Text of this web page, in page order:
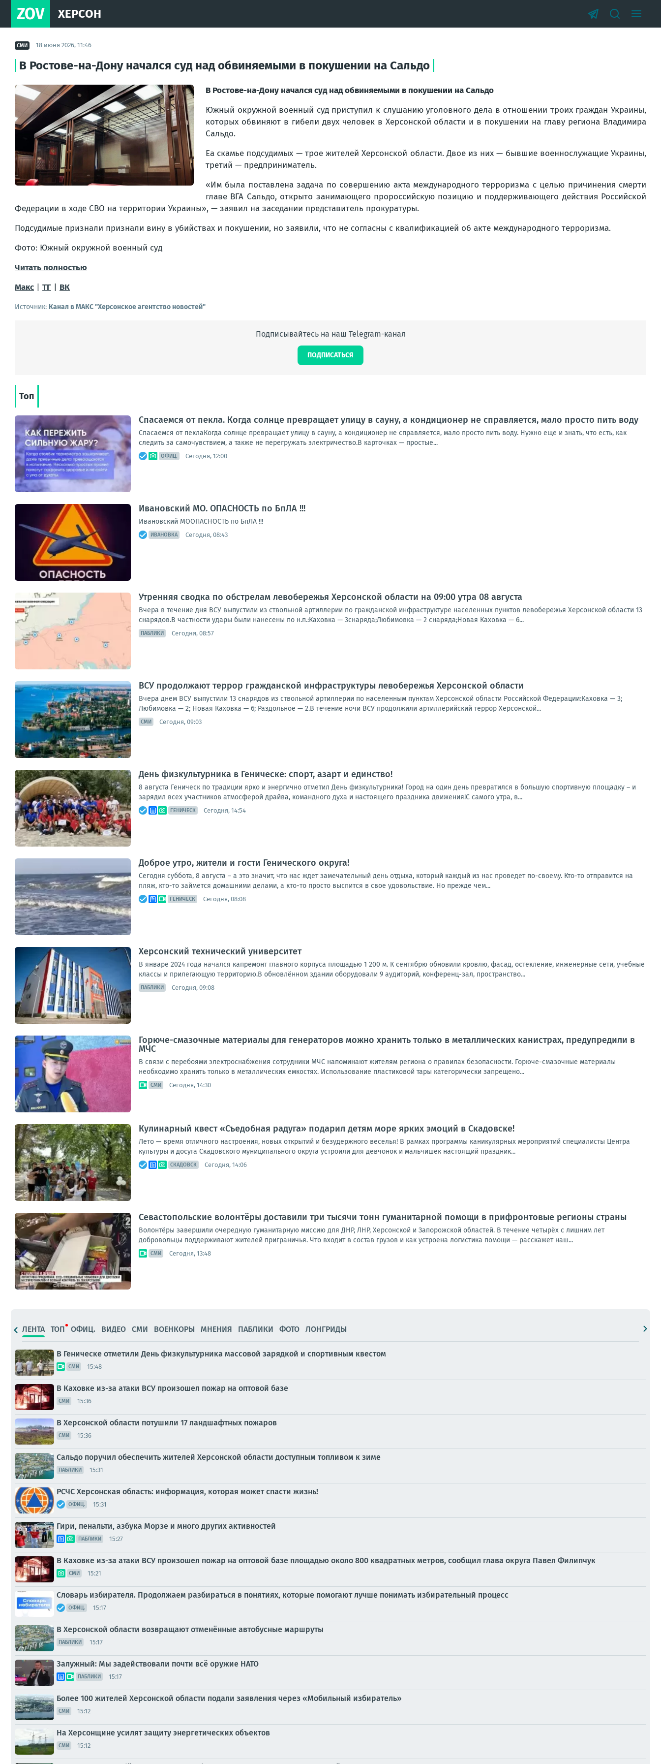
ZOV ХЕРСОН
СМИ 18 июня 2026, 11:46
В Ростове-на-Дону начался суд над обвиняемыми в покушении на Сальдо
В Ростове-на-Дону начался суд над обвиняемыми в покушении на Сальдо
Южный окружной военный суд приступил к слушанию уголовного дела в отношении троих граждан Украины,
которых обвиняют в гибели двух человек в Херсонской области и в покушении на главу региона Владимира
Сальдо.
Еа скамье подсудимых — трое жителей Херсонской области. Двое из них — бывшие военнослужащие Украины,
третий — предприниматель.
«Им была поставлена задача по совершению акта международного терроризма с целью причинения смерти
главе ВГА Сальдо, открыто занимающего пророссийскую позицию и поддерживающего действия Российской
Федерации в ходе СВО на территории Украины», — заявил на заседании представитель прокуратуры.
Подсудимые признали признали вину в убийствах и покушении, но заявили, что не согласны с квалификацией об акте международного терроризма.
Фото: Южный окружной военный суд
Читать полностью
Макс
ТГ ВК
Источник: Канал в МАКС "Херсонское агентство новостей"
Подписывайтесь на наш Telegram-канал
ПОДПИСАТЬСЯ
Топ
Спасаемся от пекла. Когда солнце превращает улицу в сауну, а кондиционер не справляется, мало просто пить воду
Спасаемся от пеклаКогда солнце превращает улицу в сауну, а кондиционер не справляется, мало просто пить воду. Нужно еще и знать, что есть, как
следить за самочувствием, а также не перегружать электричество.В карточках — простые...
ОФИЦ. Сегодня, 12:00
Ивановский МО. ОПАСНОСТЬ по БпЛА !!!
Ивановский МООПАСНОСТЬ по БпЛА !!!
ИВАНОВКА Сегодня, 08:43
Утренняя сводка по обстрелам левобережья Херсонской области на 09:00 утра 08 августа
Вчера в течение дня ВСУ выпустили из ствольной артиллерии по гражданской инфраструктуре населенных пунктов левобережья Херсонской области 13
снарядов.В частности удары были нанесены по н.п.:Каховка — 3снаряда;Любимовка — 2 снаряда;Новая Каховка — 6...
ПАБЛИКИ Сегодня, 08:57
ВСУ продолжают террор гражданской инфраструктуры левобережья Херсонской области
Вчера днем ВСУ выпустили 13 снарядов из ствольной артиллерии по населенным пунктам Херсонской области Российской Федерации:Каховка — 3;
Любимовка — 2; Новая Каховка — 6; Раздольное — 2.В течение ночи ВСУ продолжили артиллерийский террор Херсонской...
СМИ Сегодня, 09:03
День физкультурника в Геническе: спорт, азарт и единство!
8 августа Геническ по традиции ярко и энергично отметил День физкультурника! Город на один день превратился в большую спортивную площадку – и
зарядил всех участников атмосферой драйва, командного духа и настоящего праздника движения!С самого утра, в...
ГЕНИЧЕСК Сегодня, 14:54
Доброе утро, жители и гости Генического округа!
Сегодня суббота, 8 августа – а это значит, что нас ждет замечательный день отдыха, который каждый из нас проведет по-своему. Кто-то отправится на
пляж, кто-то займется домашними делами, а кто-то просто выспится в свое удовольствие. Но прежде чем...
ГЕНИЧЕСК Сегодня, 08:08
Херсонский технический университет
В январе 2024 года начался капремонт главного корпуса площадью 1 200 м. К сентябрю обновили кровлю, фасад, остекление, инженерные сети, учебные
классы и прилегающую территорию.В обновлённом здании оборудовали 9 аудиторий, конференц-зал, пространство...
ПАБЛИКИ Сегодня, 09:08
Горюче-смазочные материалы для генераторов можно хранить только в металлических канистрах, предупредили в
МЧС
В связи с перебоями электроснабжения сотрудники МЧС напоминают жителям региона о правилах безопасности. Горюче-смазочные материалы
необходимо хранить только в металлических емкостях. Использование пластиковой тары категорически запрещено...
СМИ Сегодня, 14:30
Кулинарный квест «Съедобная радуга» подарил детям море ярких эмоций в Скадовске!
Лето — время отличного настроения, новых открытий и безудержного веселья! В рамках программы каникулярных мероприятий специалисты Центра
культуры и досуга Скадовского муниципального округа устроили для девчонок и мальчишек настоящий праздник...
СКАДОВСК Сегодня, 14:06
Севастопольские волонтёры доставили три тысячи тонн гуманитарной помощи в прифронтовые регионы страны
Волонтёры завершили очередную гуманитарную миссию для ДНР, ЛНР, Херсонской и Запорожской областей. В течение четырёх с лишним лет
добровольцы поддерживают жителей приграничья. Что входит в состав грузов и как устроена логистика помощи — расскажет наш...
СМИ Сегодня, 13:48
ЛЕНТА ТОП ОФИЦ. ВИДЕО СМИ ВОЕНКОРЫ МНЕНИЯ ПАБЛИКИ ФОТО ЛОНГРИДЫ
В Геническе отметили День физкультурника массовой зарядкой и спортивным квестом
СМИ 15:48
В Каховке из-за атаки ВСУ произошел пожар на оптовой базе
СМИ 15:36
В Херсонской области потушили 17 ландшафтных пожаров
СМИ 15:36
Сальдо поручил обеспечить жителей Херсонской области доступным топливом к зиме
ПАБЛИКИ 15:31
РСЧС Херсонская область: информация, которая может спасти жизнь!
ОФИЦ. 15:31
Гири, пенальти, азбука Морзе и много других активностей
ПАБЛИКИ 15:27
В Каховке из-за атаки ВСУ произошел пожар на оптовой базе площадью около 800 квадратных метров, сообщил глава округа Павел Филипчук
СМИ 15:21
Словарь избирателя. Продолжаем разбираться в понятиях, которые помогают лучше понимать избирательный процесс
ОФИЦ. 15:17
В Херсонской области возвращают отменённые автобусные маршруты
ПАБЛИКИ 15:17
Залужный: Мы задействовали почти всё оружие НАТО
ПАБЛИКИ 15:17
Более 100 жителей Херсонской области подали заявления через «Мобильный избиратель»
СМИ 15:12
На Херсонщине усилят защиту энергетических объектов
СМИ 15:12